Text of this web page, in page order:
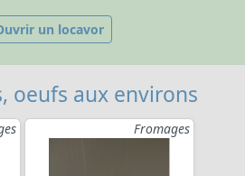
un locavor
oeufs aux environs
Fromages